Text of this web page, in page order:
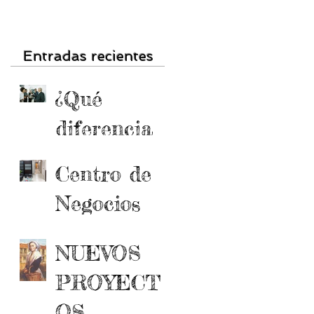
Entradas recientes
¿Qué
diferencia
coworking
de una
oficina
convencion
al?
Centro de
Negocios
Primer
coworking
NUEVOS
PROYECT